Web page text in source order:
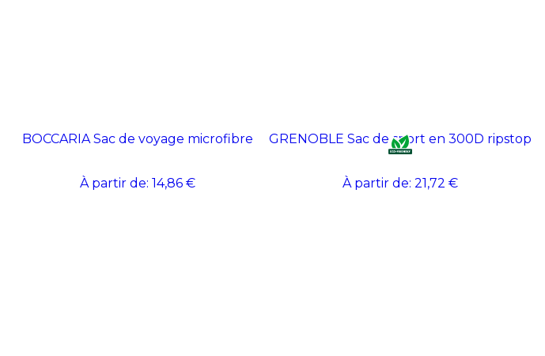
BOCCARIA Sac de voyage microfibre
À partir de: 14,86 €
GRENOBLE Sac de sport en 300D ripstop
À partir de: 21,72 €